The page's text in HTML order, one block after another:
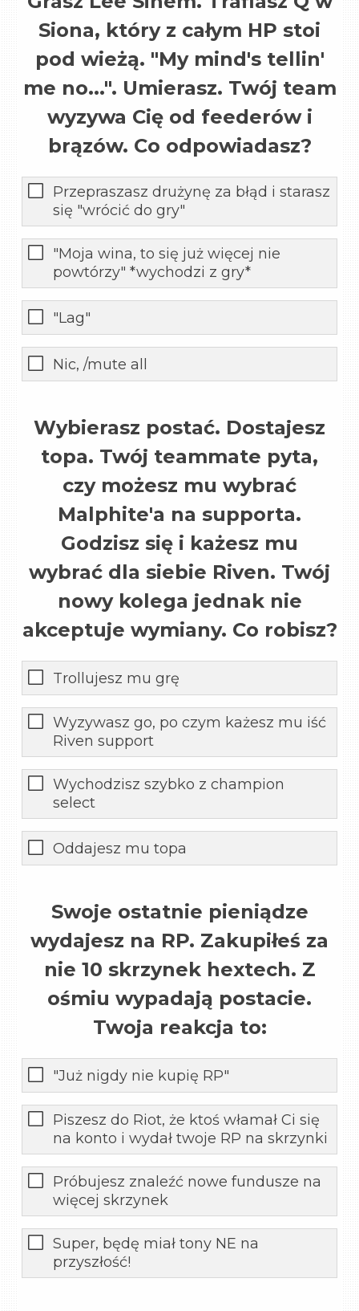
Siona, który z całym HP stoi
pod wieżą. "My mind's tellin'
me no...". Umierasz. Twój team
wyzywa Cię od feederów i
brązów. Co odpowiadasz?
Przepraszasz drużynę za błąd i starasz
się "wrócić do gry"
"Moja wina, to się już więcej nie
powtórzy" *wychodzi z gry*
"Lag"
Nic, /mute all
Wybierasz postać. Dostajesz
topa. Twój teammate pyta,
czy możesz mu wybrać
Malphite'a na supporta.
Godzisz się i każesz mu
wybrać dla siebie Riven. Twój
nowy kolega jednak nie
akceptuje wymiany. Co robisz?
Trollujesz mu grę
Wyzywasz go, po czym każesz mu iść
Riven support
Wychodzisz szybko z champion
select
Oddajesz mu topa
Swoje ostatnie pieniądze
wydajesz na RP. Zakupiłeś za
nie 10 skrzynek hextech. Z
ośmiu wypadają postacie.
Twoja reakcja to:
"Już nigdy nie kupię RP"
Piszesz do Riot, że ktoś włamał Ci się
na konto i wydał twoje RP na skrzynki
Próbujesz znaleźć nowe fundusze na
więcej skrzynek
Super, będę miał tony NE na
przyszłość!